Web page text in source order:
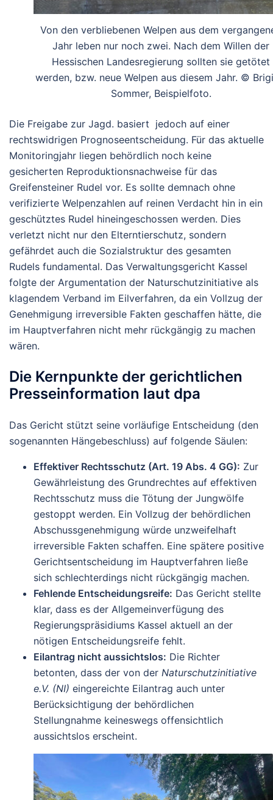
Von den verbliebenen Welpen aus dem
Jahr leben nur noch zwei. Nach dem Willen der
Hessischen Landesregierung sollten sie getötet
werden, bzw. neue Welpen aus diesem Jahr. ©
Sommer, Beispielfoto.
Die Freigabe zur Jagd. basiert jedoch auf einer
rechtswidrigen Prognoseentscheidung. Für das aktuelle
Monitoringjahr liegen behördlich noch keine
gesicherten Reproduktionsnachweise für das
Greifensteiner Rudel vor. Es sollte demnach ohne
verifizierte Welpenzahlen auf reinen Verdacht hin in ein
geschütztes Rudel hineingeschossen werden. Dies
verletzt nicht nur den Elterntierschutz, sondern
gefährdet auch die Sozialstruktur des gesamten
Rudels fundamental. Das Verwaltungsgericht Kassel
folgte der Argumentation der Naturschutzinitiative als
klagendem Verband im Eilverfahren, da ein Vollzug der
Genehmigung irreversible Fakten geschaffen hätte, die
im Hauptverfahren nicht mehr rückgängig zu machen
wären.
Die Kernpunkte der gerichtlichen
Presseinformation laut dpa
Das Gericht stützt seine vorläufige Entscheidung (den
sogenannten Hängebeschluss) auf folgende Säulen:
Effektiver Rechtsschutz (Art. 19 Abs. 4 GG): Zur
Gewährleistung des Grundrechtes auf effektiven
Rechtsschutz muss die Tötung der Jungwölfe
gestoppt werden. Ein Vollzug der behördlichen
Abschussgenehmigung würde unzweifelhaft
irreversible Fakten schaffen. Eine spätere positive
Gerichtsentscheidung im Hauptverfahren ließe
sich schlechterdings nicht rückgängig machen.
Fehlende Entscheidungsreife: Das Gericht stellte
klar, dass es der Allgemeinverfügung des
Regierungspräsidiums Kassel aktuell an der
nötigen Entscheidungsreife fehlt.
Eilantrag nicht aussichtslos: Die Richter
betonten, dass der von der Naturschutzinitiative
e.V. (NI) eingereichte Eilantrag auch unter
Berücksichtigung der behördlichen
Stellungnahme keineswegs offensichtlich
aussichtslos erscheint.